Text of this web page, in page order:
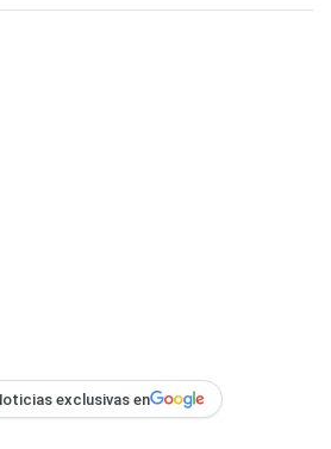
exclusivas en